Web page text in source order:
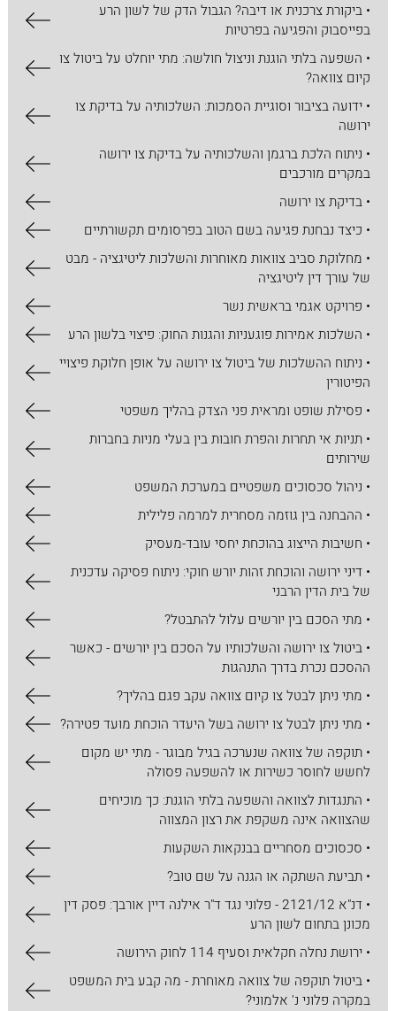
• ביקורת צרכנית או דיבה? הגבול הדק של לשון הרע
בפייסבוק והפגיעה בפרטיות
• השפעה בלתי הוגנת וניצול חולשה: מתי יוחלט על ביטול צו
קיום צוואה?
• ידועה בציבור וסוגיית הסמכות: השלכותיה על בדיקת צו
ירושה
• ניתוח הלכת ברגמן והשלכותיה על בדיקת צו ירושה
במקרים מורכבים
• בדיקת צו ירושה
• כיצד נבחנת פגיעה בשם הטוב בפרסומים תקשורתיים
• מחלוקת סביב צוואות מאוחרות והשלכות ליטיגציה - מבט
של עורך דין ליטיגציה
• פרויקט אגמי בראשית נשר
• השלכות אמירות פוגעניות והגנות החוק: פיצוי בלשון הרע
• ניתוח ההשלכות של ביטול צו ירושה על אופן חלוקת פיצויי
הפיטורין
• פסילת שופט ומראית פני הצדק בהליך משפטי
• תניות אי תחרות והפרת חובות בין בעלי מניות בחברות
שירותים
• ניהול סכסוכים משפטיים במערכת המשפט
• ההבחנה בין גוזמה מסחרית למרמה פלילית
• חשיבות הייצוג בהוכחת יחסי עובד-מעסיק
• דיני ירושה והוכחת זהות יורש חוקי: ניתוח פסיקה עדכנית
של בית הדין הרבני
• מתי הסכם בין יורשים עלול להתבטל?
• ביטול צו ירושה והשלכותיו על הסכם בין יורשים - כאשר
ההסכם נכרת בדרך התנהגות
• מתי ניתן לבטל צו קיום צוואה עקב פגם בהליך?
• מתי ניתן לבטל צו ירושה בשל היעדר הוכחת מועד פטירה?
• תוקפה של צוואה שנערכה בגיל מבוגר - מתי יש מקום
לחשש לחוסר כשירות או להשפעה פסולה
• התנגדות לצוואה והשפעה בלתי הוגנת: כך מוכיחים
שהצוואה אינה משקפת את רצון המצווה
• סכסוכים מסחריים בבנקאות השקעות
• תביעת השתקה או הגנה על שם טוב?
• דנ"א 2121/12 - פלוני נגד ד"ר אילנה דיין אורבך: פסק דין
מכונן בתחום לשון הרע
• ירושת נחלה חקלאית וסעיף 114 לחוק הירושה
• ביטול תוקפה של צוואה מאוחרת - מה קבע בית המשפט
במקרה פלוני נ' אלמוני?